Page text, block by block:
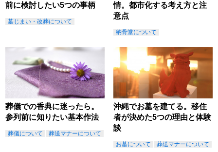
前に検討したい5つの事柄
墓じまい・改葬について
情。都市化する考え方と注
意点
納骨堂について
葬儀での香典に迷ったら。
参列前に知りたい基本作法
葬儀について 葬送マナーについて
沖縄でお墓を建てる。移住
者が決めた5つの理由と体験
談
お墓について 葬送マナーについて